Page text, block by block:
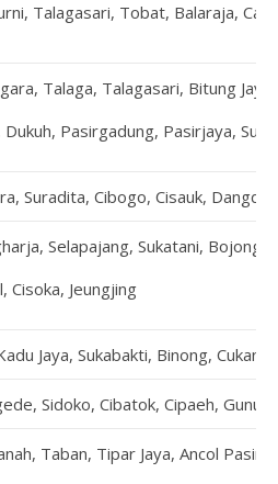
Talagasari, Tobat, Balaraja,
Talaga, Talagasari, Bitung
Dukuh, Pasirgadung, Pasirjaya,
Suradita, Cibogo, Cisauk,
Selapajang, Sukatani,
Cisoka, Jeungjing
Jaya, Sukabakti, Binong,
Sidoko, Cibatok, Cipaeh,
Taban, Tipar Jaya, Ancol Pasir,